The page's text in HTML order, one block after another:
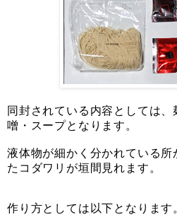
同封されている内容としては
噌・スープとなります。
液体物が細かく分かれている所
たコダワリが垣間見れます。
作り方としては以下となります